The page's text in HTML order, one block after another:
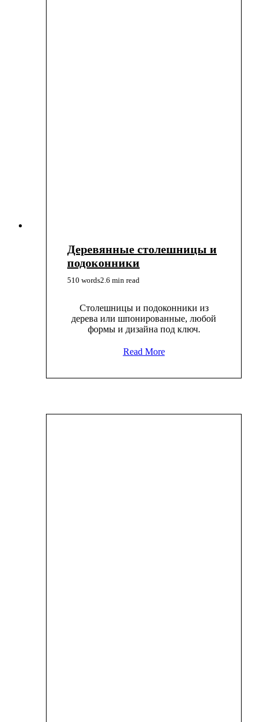
Деревянные столешницы и
подоконники
510 words2.6 min read
Столешницы и подоконники из
дерева или шпонированные, любой
формы и дизайна под ключ.
Read More